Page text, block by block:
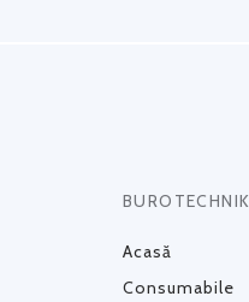
BUROTECHNIK
Acasă
Consumabile